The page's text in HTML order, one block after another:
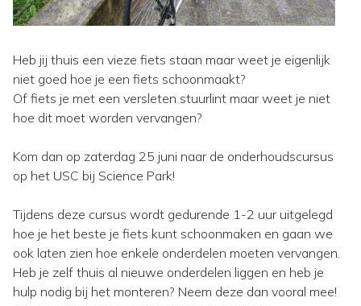
Heb jij thuis een vieze fiets staan maar weet je eigenlijk
niet goed hoe je een fiets schoonmaakt?
Of fiets je met een versleten stuurlint maar weet je niet
hoe dit moet worden vervangen?
Kom dan op zaterdag 25 juni naar de onderhoudscursus
op het USC bij Science Park!
Tijdens deze cursus wordt gedurende 1-2 uur uitgelegd
hoe je het beste je fiets kunt schoonmaken en gaan we
ook laten zien hoe enkele onderdelen moeten vervangen.
Heb je zelf thuis al nieuwe onderdelen liggen en heb je
hulp nodig bij het monteren? Neem deze dan vooral mee!